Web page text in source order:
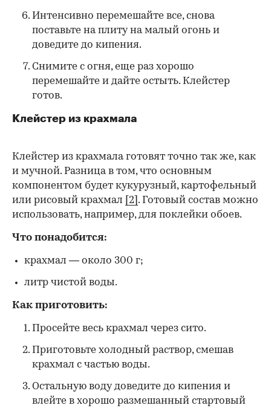
Интенсивно перемешайте все, снова
поставьте на плиту на малый огонь и
доведите до кипения.
Снимите с огня, еще раз хорошо
перемешайте и дайте остыть. Клейстер
готов.
Клейстер из крахмала
Клейстер из крахмала готовят точно так же, как
и мучной. Разница в том, что основным
компонентом будет кукурузный, картофельный
или рисовый крахмал
[2] . Готовый состав можно
использовать, например, для поклейки обоев.
Что понадобится:
крахмал — около 300 г;
литр чистой воды.
Как приготовить:
Просейте весь крахмал через сито.
Приготовьте холодный раствор, смешав
крахмал с частью воды.
Остальную воду доведите до кипения и
влейте в хорошо размешанный стартовый